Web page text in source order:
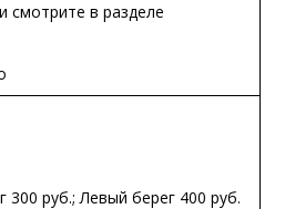
смотрите в разделе
300 руб.; Левый берег 400 руб.